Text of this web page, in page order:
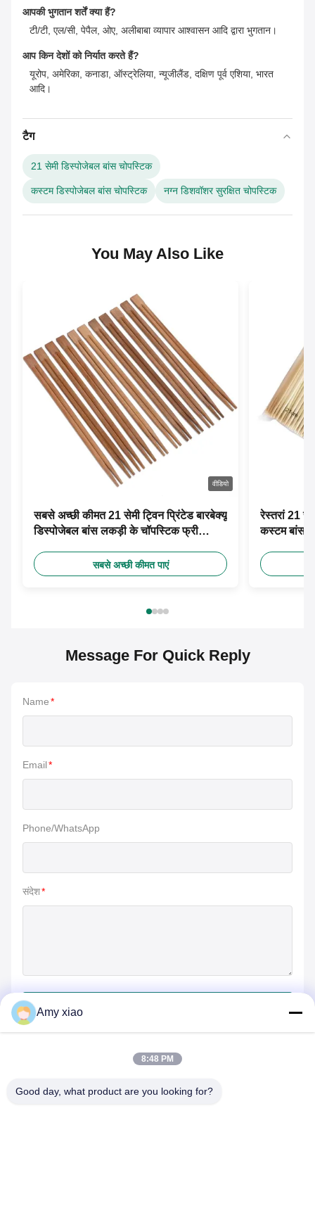
आपकी भुगतान शर्तें क्या हैं?
टी/टी, एल/सी, पेपैल, ओए, अलीबाबा व्यापार आश्वासन आदि द्वारा भुगतान।
आप किन देशों को निर्यात करते हैं?
यूरोप, अमेरिका, कनाडा, ऑस्ट्रेलिया, न्यूजीलैंड, दक्षिण पूर्व एशिया, भारत
आदि।
टैग
21 सेमी डिस्पोजेबल बांस चोपस्टिक
कस्टम डिस्पोजेबल बांस चोपस्टिक नग्न डिशवॉशर सुरक्षित चोपस्टिक
You May Also Like
वीडियो
सबसे अच्छी कीमत 21 सेमी ट्विन प्रिंटेड बारबेक्यू
डिस्पोजेबल बांस लकड़ी के चॉपस्टिक फ्री
सबसे अच्छी कीमत पाएं
रेस्तरां 21
कस्टम बांस
Message For Quick Reply
Name*
Email*
Phone/WhatsApp
संदेश*
Amy xiao
8:48 PM
Good day, what product are you looking for?